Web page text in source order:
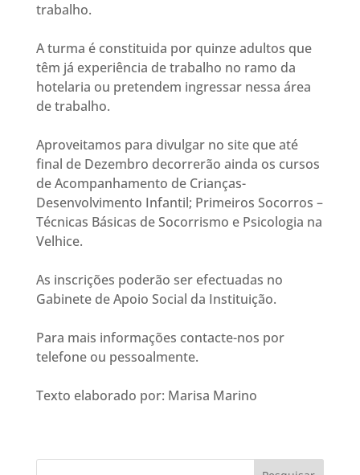
trabalho.
A turma é constituida por quinze adultos que
têm já experiência de trabalho no ramo da
hotelaria ou pretendem ingressar nessa área
de trabalho.
Aproveitamos para divulgar no site que até
final de Dezembro decorrerão ainda os cursos
de Acompanhamento de Crianças-
Desenvolvimento Infantil; Primeiros Socorros –
Técnicas Básicas de Socorrismo e Psicologia na
Velhice.
As inscrições poderão ser efectuadas no
Gabinete de Apoio Social da Instituição.
Para mais informações contacte-nos por
telefone ou pessoalmente.
Texto elaborado por: Marisa Marino